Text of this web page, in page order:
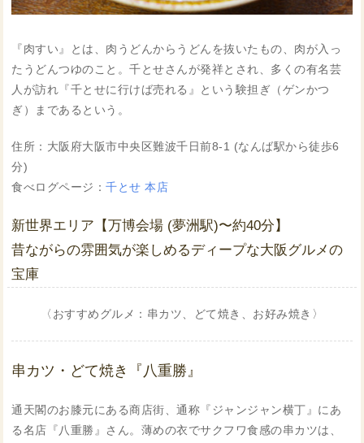
『肉すい』とは、肉うどんからうどんを抜いたもの、肉が入っ
たうどんつゆのこと。千とせさんが発祥とされ、多くの有名芸
人が訪れ『千とせに行けば売れる』という験担ぎ（ゲンかつ
ぎ）まであるという。
住所：大阪府大阪市中央区難波千日前8-1 (なんば駅から徒歩6
分)
食べログページ：千とせ 本店
新世界エリア【万博会場 (夢洲駅)〜約40分】
昔ながらの雰囲気が楽しめるディープな大阪グルメの
宝庫
〈おすすめグルメ：串カツ、どて焼き、お好み焼き〉
串カツ・どて焼き『八重勝』
通天閣のお膝元にある商店街、通称『ジャンジャン横丁』にあ
る名店『八重勝』さん。薄めの衣でサクフワ食感の串カツは、